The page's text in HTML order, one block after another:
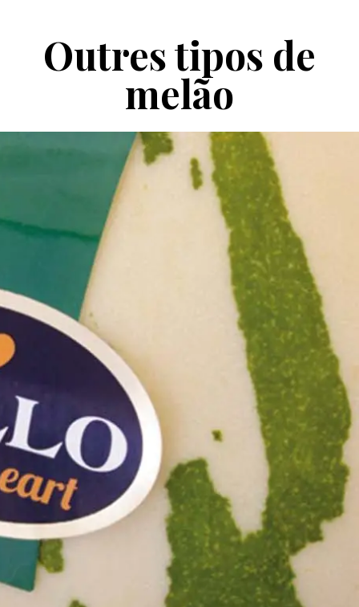
Outres tipos de
melão